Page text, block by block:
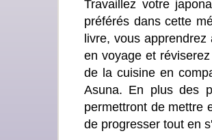
Travaillez votre
préférés dans cette
livre, vous
en voyage et
de la cuisine en
Asuna. En plus des
permettront de mettre
de progresser tout en